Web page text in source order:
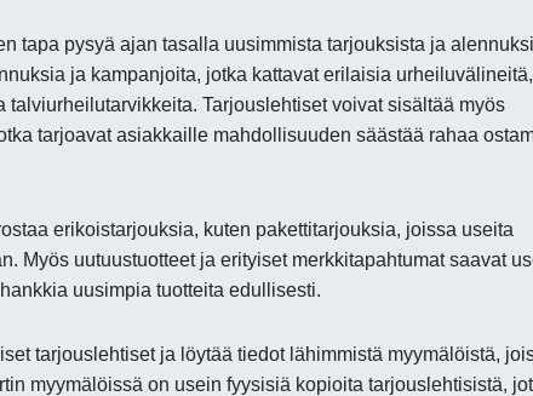
tapa pysyä ajan tasalla uusimmista tarjouksista ja
ja kampanjoita, jotka kattavat erilaisia urheiluvälineitä,
Tarjouslehtiset voivat sisältää myös
tarjoavat asiakkaille mahdollisuuden säästää rahaa
erikoistarjouksia, kuten pakettitarjouksia, joissa useita
Myös uutuustuotteet ja erityiset merkkitapahtumat saavat
uusimpia tuotteita edullisesti.
tarjouslehtiset ja löytää tiedot lähimmistä myymälöistä,
myymälöissä on usein fyysisiä kopioita tarjouslehtisistä,